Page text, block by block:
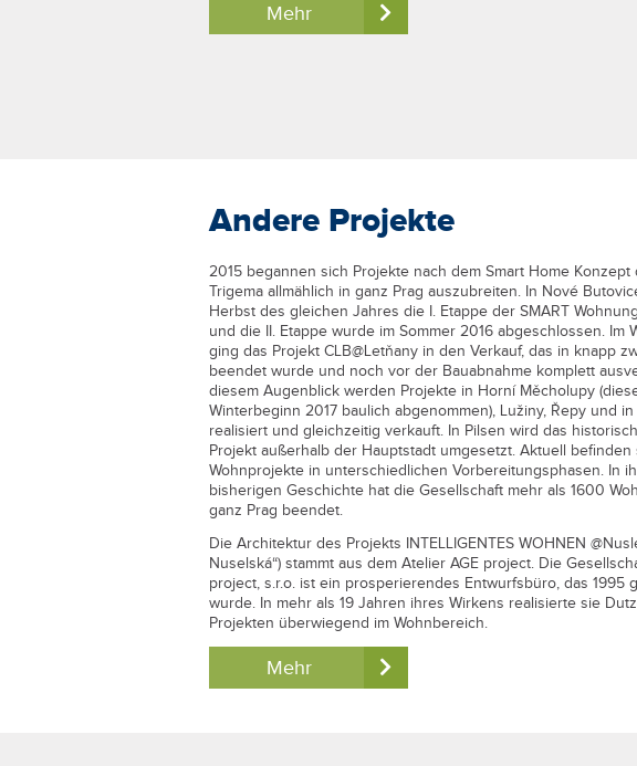
Mehr
Andere Projekte
2015 begannen sich Projekte nach dem Smart Home Konzept
Trigema allmählich in ganz Prag auszubreiten. In Nové
Herbst des gleichen Jahres die I. Etappe der SMART
und die II. Etappe wurde im Sommer 2016 abgeschlossen. Im
ging das Projekt CLB@Letňany in den Verkauf, das in knapp
beendet wurde und noch vor der Bauabnahme komplett
diesem Augenblick werden Projekte in Horní Měcholupy
Winterbeginn 2017 baulich abgenommen), Lužiny, Řepy und in
realisiert und gleichzeitig verkauft. In Pilsen wird das
Projekt außerhalb der Hauptstadt umgesetzt. Aktuell
Wohnprojekte in unterschiedlichen Vorbereitungsphasen. In
bisherigen Geschichte hat die Gesellschaft mehr als 1600
ganz Prag beendet.
Die Architektur des Projekts INTELLIGENTES WOHNEN
Nuselská“) stammt aus dem Atelier AGE project. Die
project, s.r.o. ist ein prosperierendes Entwurfsbüro, das 1995
wurde. In mehr als 19 Jahren ihres Wirkens realisierte sie
Projekten überwiegend im Wohnbereich.
Mehr